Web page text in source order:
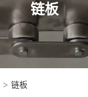
链板
> 链板